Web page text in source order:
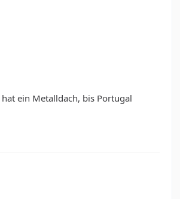
ein Metalldach, bis Portugal